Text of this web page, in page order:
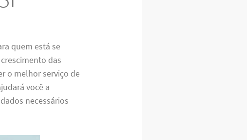
quem está se
das
o melhor serviço de
você a
necessários